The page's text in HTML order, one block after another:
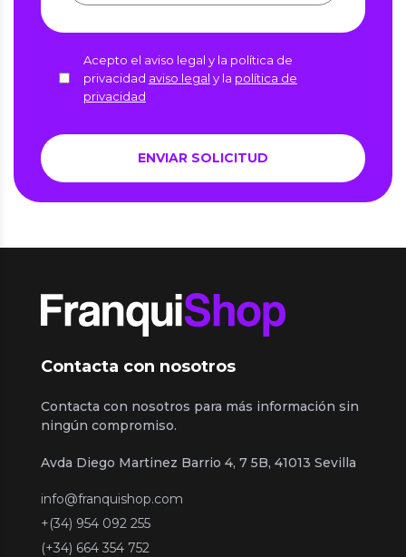
Acepto el aviso legal y la política de
privacidad aviso legal y la política de
privacidad
Contacta con nosotros
Contacta con nosotros para más información sin
ningún compromiso.
Avda Diego Martinez Barrio 4, 7 5B, 41013 Sevilla
info@franquishop.com
+(34) 954 092 255
(+34) 664 354 752